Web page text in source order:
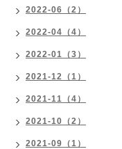
2022-06（2）
2022-04（4）
2022-01（3）
2021-12（1）
2021-11（4）
2021-10（2）
2021-09（1）